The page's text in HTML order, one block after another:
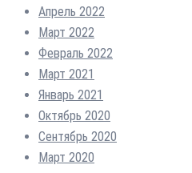
Апрель 2022
Март 2022
Февраль 2022
Март 2021
Январь 2021
Октябрь 2020
Сентябрь 2020
Март 2020